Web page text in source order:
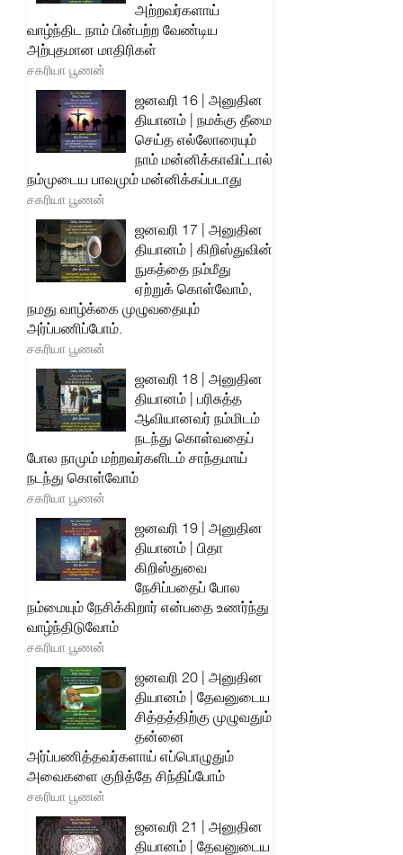
அற்றவர்களாய்
வாழ்ந்திட நாம் பின்பற்ற வேண்டிய
அற்புதமான மாதிரிகள்
சகரியா பூணன்
ஜனவரி 16 | அனுதின
தியானம் | நமக்கு தீமை
செய்த எல்லோரையும்
நாம் மன்னிக்காவிட்டால்
நம்முடைய பாவமும் மன்னிக்கப்படாது
சகரியா பூணன்
ஜனவரி 17 | அனுதின
தியானம் | கிறிஸ்துவின்
நுகத்தை நம்மீது
ஏற்றுக் கொள்வோம்,
நமது வாழ்க்கை முழுவதையும்
அர்ப்பணிப்போம்.
சகரியா பூணன்
ஜனவரி 18 | அனுதின
தியானம் | பரிசுத்த
ஆவியானவர் நம்மிடம்
நடந்து கொள்வதைப்
போல நாமும் மற்றவர்களிடம் சாந்தமாய்
நடந்து கொள்வோம்
சகரியா பூணன்
ஜனவரி 19 | அனுதின
தியானம் | பிதா
கிறிஸ்துவை
நேசிப்பதைப் போல
நம்மையும் நேசிக்கிறார் என்பதை உணர்ந்து
வாழ்ந்திடுவோம்
சகரியா பூணன்
ஜனவரி 20 | அனுதின
தியானம் | தேவனுடைய
சித்தத்திற்கு முழுவதும்
தன்னை
அர்ப்பணித்தவர்களாய் எப்பொழுதும்
அவைகளை குறித்தே சிந்திப்போம்
சகரியா பூணன்
ஜனவரி 21 | அனுதின
தியானம் | தேவனுடைய